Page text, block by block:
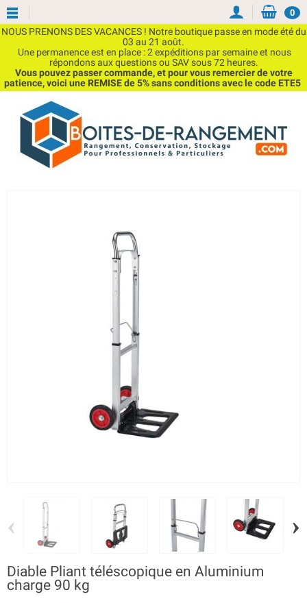
NOUS PRENONS DES VACANCES ! Notre boutique passe en mode été du
03 au 21 août.
Une permanence est en place : 2 expéditions par semaine et nous
répondons aux questions ou SAV sous 72 heures.
Vous pouvez passer commande, et pour vous remercier de votre
patience, voici une REMISE de 5% sans conditions avec le code ETE5
0
‹ ›
Diable Pliant téléscopique en Aluminium
charge 90 kg